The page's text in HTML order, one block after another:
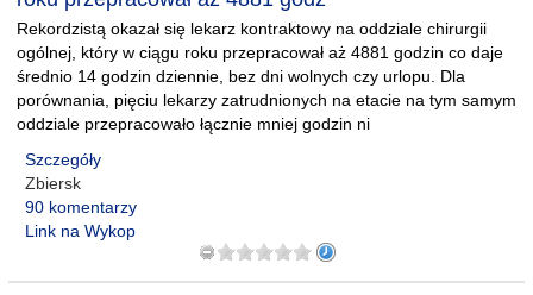
Rekordzistą okazał się lekarz kontraktowy na oddziale chirurgii
ogólnej, który w ciągu roku przepracował aż 4881 godzin co daje
średnio 14 godzin dziennie, bez dni wolnych czy urlopu. Dla
porównania, pięciu lekarzy zatrudnionych na etacie na tym samym
oddziale przepracowało łącznie mniej godzin ni
Szczegóły
Zbiersk
90 komentarzy
Link na Wykop